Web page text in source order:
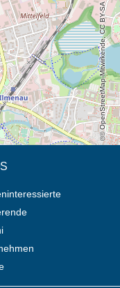
© OpenStreetMap-Mitwirkende, CC BY-SA